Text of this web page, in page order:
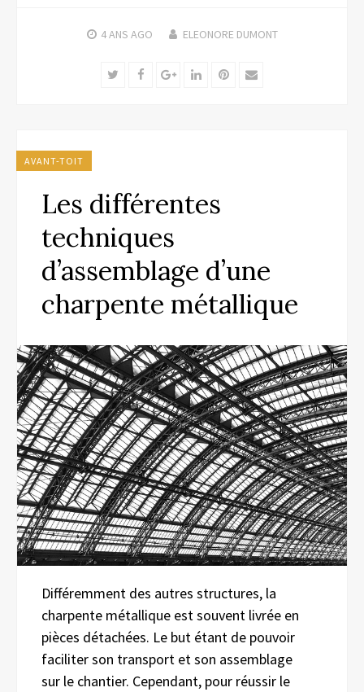
4 ANS AGO ELEONORE DUMONT
TwitterFacebookGoogle+LinkedInPinterest
Email
AVANT-TOIT
Les différentes
techniques
d’assemblage d’une
charpente métallique
Différemment des autres structures, la
charpente métallique est souvent livrée en
pièces détachées. Le but étant de pouvoir
faciliter son transport et son assemblage
sur le chantier. Cependant, pour réussir le